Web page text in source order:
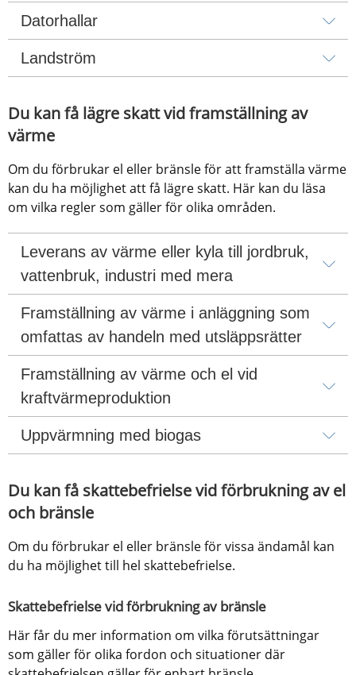
Datorhallar
Landström
Du kan få lägre skatt vid framställning av
värme
Om du förbrukar el eller bränsle för att framställa värme
kan du ha möjlighet att få lägre skatt. Här kan du läsa
om vilka regler som gäller för olika områden.
Leverans av värme eller kyla till jordbruk,
vattenbruk, industri med mera
Framställning av värme i anläggning som
omfattas av handeln med utsläppsrätter
Framställning av värme och el vid
kraftvärmeproduktion
Uppvärmning med biogas
Du kan få skattebefrielse vid förbrukning av el
och bränsle
Om du förbrukar el eller bränsle för vissa ändamål kan
du ha möjlighet till hel skattebefrielse.
Skattebefrielse vid förbrukning av bränsle
Här får du mer information om vilka förutsättningar
som gäller för olika fordon och situationer där